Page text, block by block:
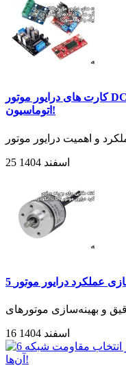
کارت های درایور موتور DC: ویژگی ها و کاربردهای عملی در رباتیک و
اتوماسیون!
25 اسفند 1404
16 اسفند 1404